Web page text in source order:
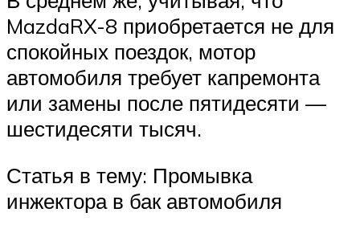
MazdaRX-8 приобретается не для
спокойных поездок, мотор
автомобиля требует капремонта
или замены после пятидесяти —
шестидесяти тысяч.
Статья в тему: Промывка
инжектора в бак автомобиля